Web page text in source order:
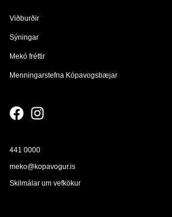
Viðburðir
Sýningar
Mekó fréttir
Menningarstefna Kópavogsbæjar
441 0000
meko@kopavogur.is
Skilmálar um vefkökur